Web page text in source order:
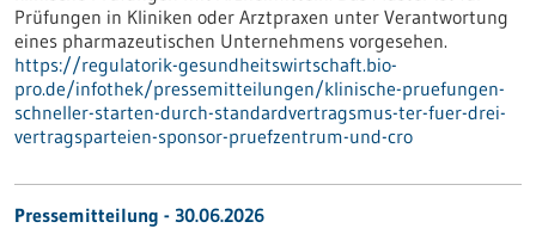
Prüfungen in Kliniken oder Arztpraxen unter Verantwortung
eines pharmazeutischen Unternehmens vorgesehen.
https://regulatorik-gesundheitswirtschaft.bio-
pro.de/infothek/pressemitteilungen/klinische-pruefungen-
schneller-starten-durch-standardvertragsmus-ter-fuer-drei-
vertragsparteien-sponsor-pruefzentrum-und-cro
Pressemitteilung - 30.06.2026